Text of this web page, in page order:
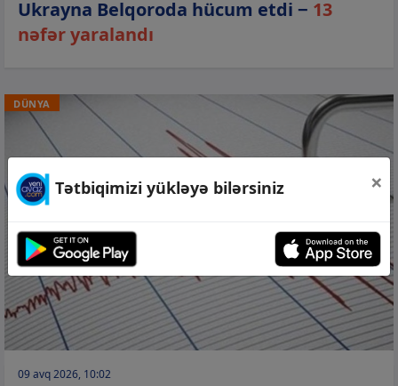
Ukrayna Belqoroda hücum etdi − 13
nəfər yaralandı
DÜNYA
09 avq 2026, 10:02
Tətbiqimizi yükləyə bilərsiniz ×